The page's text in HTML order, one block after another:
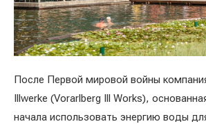
После Первой мировой войны
Illwerke (Vorarlberg Ill Works),
начала использовать энергию воды